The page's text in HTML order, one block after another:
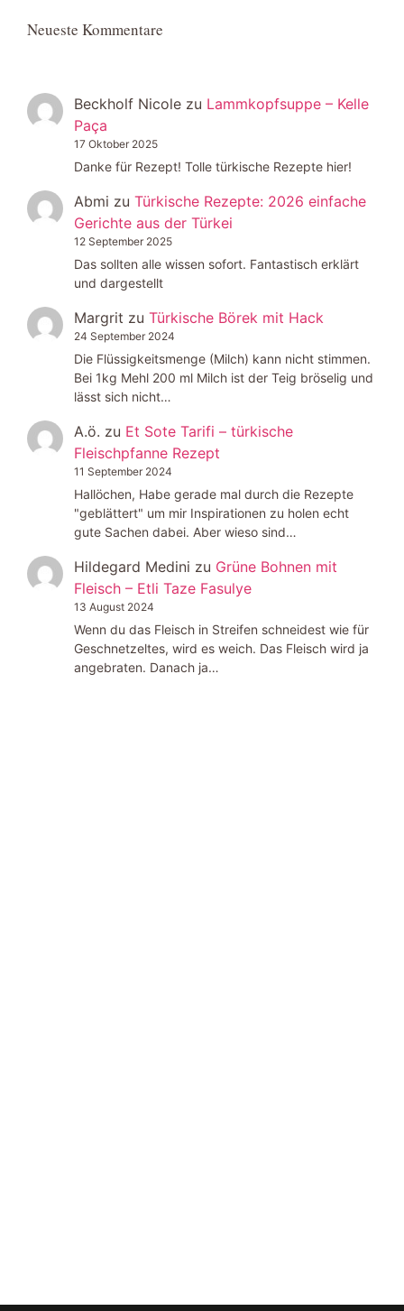
Neueste Kommentare
Beckholf Nicole zu Lammkopfsuppe – Kelle
Paça
17 Oktober 2025
Danke für Rezept! Tolle türkische Rezepte hier!
Abmi zu Türkische Rezepte: 2026 einfache
Gerichte aus der Türkei
12 September 2025
Das sollten alle wissen sofort. Fantastisch erklärt
und dargestellt
Margrit zu Türkische Börek mit Hack
24 September 2024
Die Flüssigkeitsmenge (Milch) kann nicht stimmen.
Bei 1kg Mehl 200 ml Milch ist der Teig bröselig und
lässt sich nicht…
A.ö. zu Et Sote Tarifi – türkische
Fleischpfanne Rezept
11 September 2024
Hallöchen, Habe gerade mal durch die Rezepte
"geblättert" um mir Inspirationen zu holen echt
gute Sachen dabei. Aber wieso sind…
Hildegard Medini zu Grüne Bohnen mit
Fleisch – Etli Taze Fasulye
13 August 2024
Wenn du das Fleisch in Streifen schneidest wie für
Geschnetzeltes, wird es weich. Das Fleisch wird ja
angebraten. Danach ja…